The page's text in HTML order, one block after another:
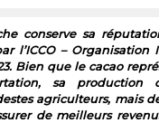
conserve sa
l’ICCO –
Bien que le cacao
sa production
agriculteurs, mais
de meilleurs